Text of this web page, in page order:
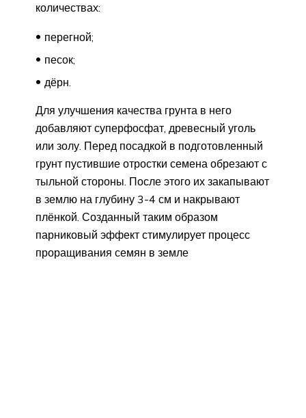
количествах:
перегной;
песок;
дёрн.
Для улучшения качества грунта в него
добавляют суперфосфат, древесный уголь
или золу. Перед посадкой в подготовленный
грунт пустившие отростки семена обрезают с
тыльной стороны. После этого их закапывают
в землю на глубину 3-4 см и накрывают
плёнкой. Созданный таким образом
парниковый эффект стимулирует процесс
проращивания семян в земле